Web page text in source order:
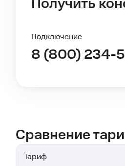
Получить
Подключение
8 (800) 234-
Сравнение
Тариф